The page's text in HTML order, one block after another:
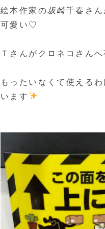
絵本作家の坂崎千春さ
可愛い♡
Ｔさんがクロネコさん
もったいなくて使える
います